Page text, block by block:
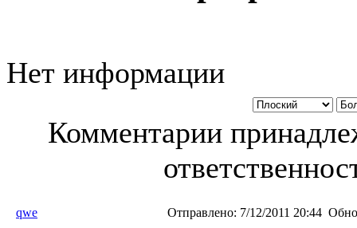
Нет информации
Комментарии
qwe Отправлено: 7/12/2011 20:44